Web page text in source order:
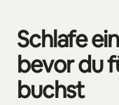
Schlafe
bevor du
buchst
0 von 0 Artikeln